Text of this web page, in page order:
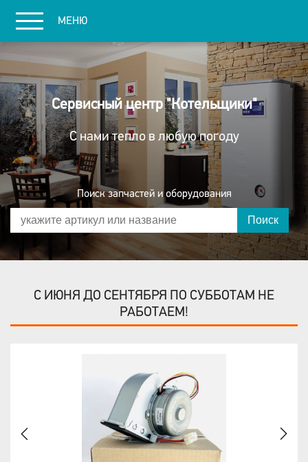
МЕНЮ
Сервисный центр "Котельщики"
С нами тепло в любую погоду
Поиск запчастей и оборудования
Поиск
С ИЮНЯ ДО СЕНТЯБРЯ ПО СУББОТАМ НЕ
РАБОТАЕМ!